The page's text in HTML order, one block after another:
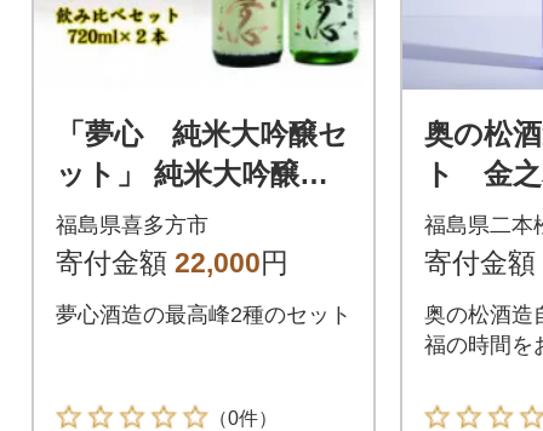
「夢心 純米大吟醸セ
ット」 純米大吟醸夢
心720ml 大吟醸夢心72
0ml
福島県喜多方市
寄付金額 22,000円
夢心酒造の最高峰2種のセット
（0件）
奥の松
ト 金
特撰純
ml×各2
福島県二本
寄付金額
奥の松酒造
福の時間を